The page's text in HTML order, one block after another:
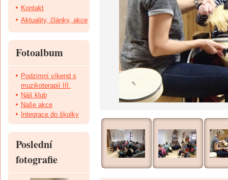
Kontakt
Aktuality, články, akce
Fotoalbum
Podzimní víkend s
muzikoterapií III.
Náš klub
Naše akce
Integrace do školky
Poslední
fotografie